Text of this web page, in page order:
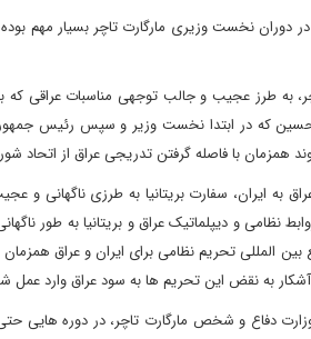
در دوران نخست وزیری مارگارت تاچر بسیار مهم
به طرز عجیب و جالب توجهی مناسبات عراقی
که در ابتدا نخست وزیر و سپس رئیس جمهور
همزمان با فاصله گرفتن تدریجی عراق از
به ایران، سفارت بریتانیا به طرزی ناگهانی
نظامی و دیپلماتیک عراق و بریتانیا به طور
المللی تحریم نظامی برای ایران و عراق
به نقض این تحریم ها به سود عراق وارد عمل
دفاع و شخص مارگارت تاچر، در دوره هایی